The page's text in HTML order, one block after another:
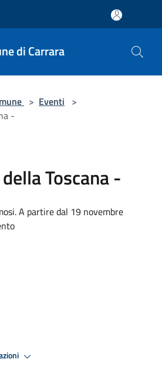
di Carrara
> Eventi >
-
Toscana -
A partire dal 19 novembre